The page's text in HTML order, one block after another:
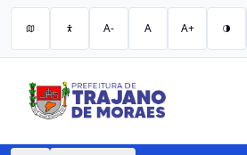
A- A A+